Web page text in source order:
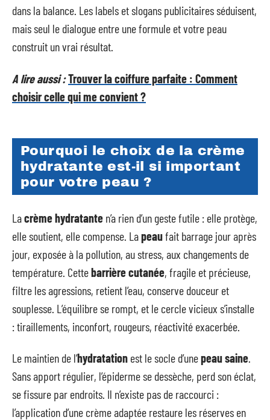
dans la balance. Les labels et slogans publicitaires séduisent,
mais seul le dialogue entre une formule et votre peau
construit un vrai résultat.
A lire aussi :Trouver la coiffure parfaite : Comment
choisir celle qui me convient ?
Pourquoi le choix de la crème
hydratante est-il si important
pour votre peau ?
Lacrème hydratante n’a rien d’un geste futile : elle protège,
elle soutient, elle compense. Lapeaufait barrage jour après
jour, exposée à la pollution, au stress, aux changements de
température. Cettebarrière cutanée, fragile et précieuse,
filtre les agressions, retient l’eau, conserve douceur et
souplesse. L’équilibre se rompt, et le cercle vicieux s’installe
: tiraillements, inconfort, rougeurs, réactivité exacerbée.
Le maintien de l’hydratation est le socle d’unepeau saine.
Sans apport régulier, l’épiderme se dessèche, perd son éclat,
se fissure par endroits. Il n’existe pas de raccourci :
l’application d’une crème adaptée restaure les réserves en